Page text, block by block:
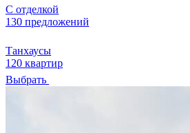
С отделкой
130 предложений
Танхаусы
120 квартир
Выбрать